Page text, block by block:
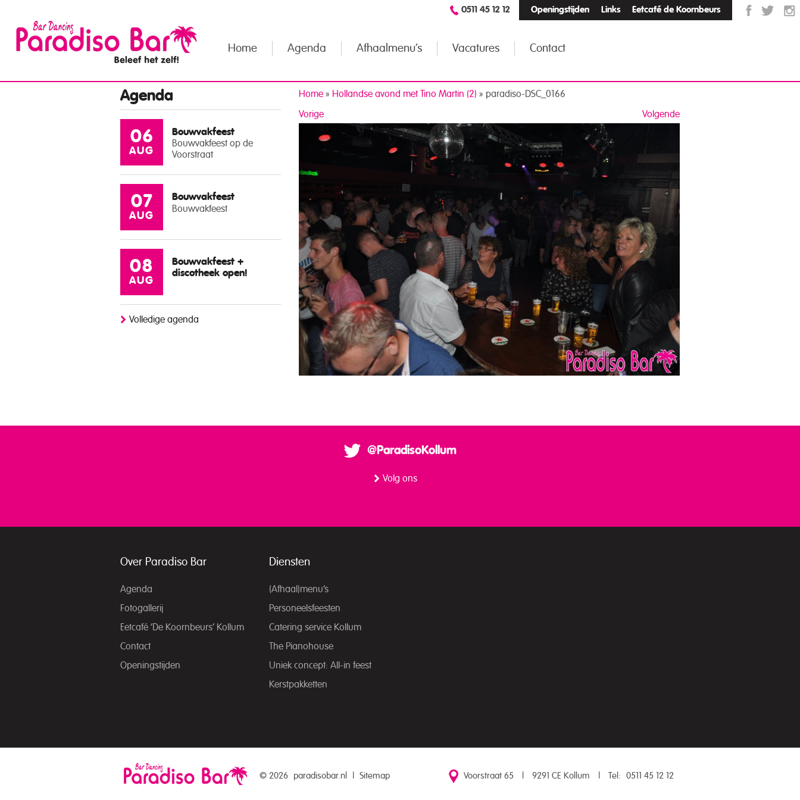
Openingstijden Links Eetcafé de Koornbeurs
0511 45 12 12
Home Agenda Afhaalmenu’s Vacatures Contact
Agenda
06
AUG
Bouwvakfeest
Bouwvakfeest op de
Voorstraat
07
AUG
Bouwvakfeest
Bouwvakfeest
08
AUG
Bouwvakfeest +
discotheek open!
Volledige agenda
Home » Hollandse avond met Tino Martin (2) » paradiso-DSC_0166
Volgende
Vorige
@ParadisoKollum
Volg ons
Over Paradiso Bar
Agenda
Fotogallerij
Eetcafé ‘De Koornbeurs’ Kollum
Contact
Openingstijden
Diensten
(Afhaal)menu’s
Personeelsfeesten
Catering service Kollum
The Pianohouse
Uniek concept: All-in feest
Kerstpakketten
© 2026 paradisobar.nl Sitemap Voorstraat 65 9291 CE Kollum Tel: 0511 45 12 12